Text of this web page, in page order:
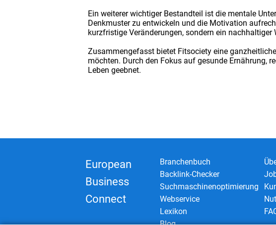
Ein weiterer wichtiger Bestandteil ist die mentale
Denkmuster zu entwickeln und die Motivation
kurzfristige Veränderungen, sondern ein
Zusammengefasst bietet Fitsociety eine
möchten. Durch den Fokus auf gesunde Ernährung,
Leben geebnet.
European
Business
Connect
Branchenbuch
Backlink-Checker
Suchmaschinenoptimierung
Webservice
Lexikon